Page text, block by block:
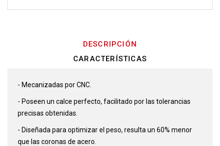
DESCRIPCIÓN
CARACTERÍSTICAS
- Mecanizadas por CNC.
- Poseen un calce perfecto, facilitado por las tolerancias
precisas obtenidas.
- Diseñada para optimizar el peso, resulta un 60% menor
que las coronas de acero.